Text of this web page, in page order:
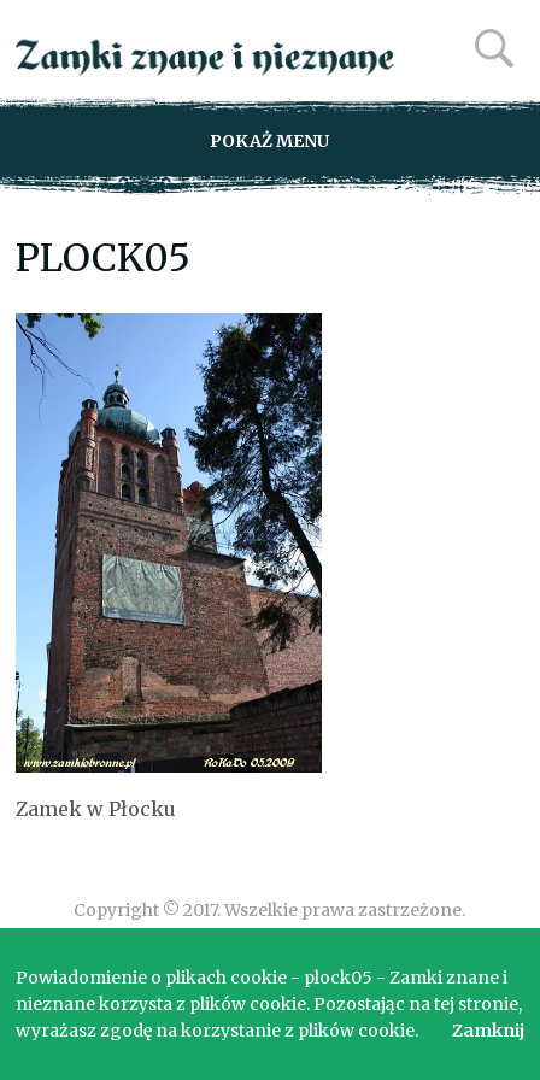
POKAŻ MENU
PLOCK05
Zamek w Płocku
Copyright © 2017. Wszelkie prawa zastrzeżone.
Powiadomienie o plikach cookie - plock05 - Zamki znane i
nieznane korzysta z plików cookie. Pozostając na tej stronie,
wyrażasz zgodę na korzystanie z plików cookie.
Zamknij